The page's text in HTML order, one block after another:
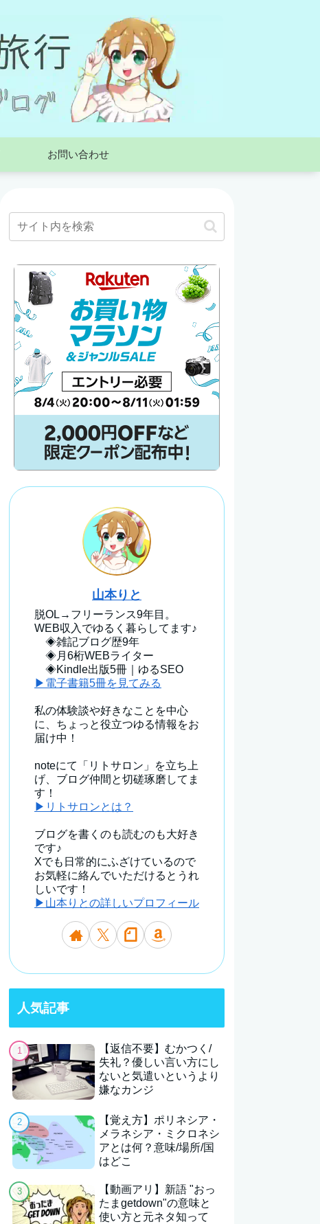
お問い合わせ
山本りと
脱OL→フリーランス9年目。
WEB収入でゆるく暮らしてます♪
◈雑記ブログ歴9年
◈月6桁WEBライター
◈Kindle出版5冊｜ゆるSEO
▶電子書籍5冊を見てみる
私の体験談や好きなことを中心
に、ちょっと役立つゆる情報をお
届け中！
noteにて「リトサロン」を立ち上
げ、ブログ仲間と切磋琢磨してま
す！
▶リトサロンとは？
ブログを書くのも読むのも大好き
です♪
Xでも日常的にふざけているので
お気軽に絡んでいただけるとうれ
しいです！
▶山本りとの詳しいプロフィール
人気記事
【返信不要】むかつく/
失礼？優しい言い方にし
ないと気遣いというより
嫌なカンジ
【覚え方】ポリネシア・
メラネシア・ミクロネシ
アとは何？意味/場所/国
はどこ
【動画アリ】新語 "おっ
たまgetdown"の意味と
使い方と元ネタ知って